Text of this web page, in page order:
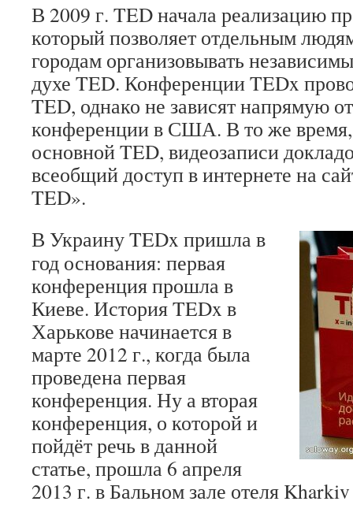
В 2009 г. TED начала реализацию
который позволяет отдельным
городам организовывать
духе TED. Конференции TEDx
TED, однако не зависят напрямую
конференции в США. В то же время,
основной TED, видеозаписи
всеобщий доступ в интернете на
TED».
В Украину TEDx пришла в
год основания: первая
конференция прошла в
Киеве. История TEDx в
Харькове начинается в
марте 2012 г., когда была
проведена первая
конференция. Ну а вторая
конференция, о которой и
пойдёт речь в данной
статье, прошла 6 апреля
2013 г. в Бальном зале отеля Kharkiv